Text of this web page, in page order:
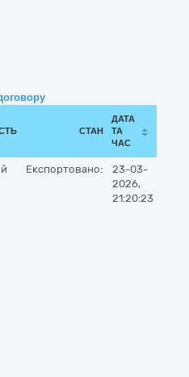
СТАН
ДАТА
ТА
ЧАС
Експортовано:
23-03-
2026,
21:20:23